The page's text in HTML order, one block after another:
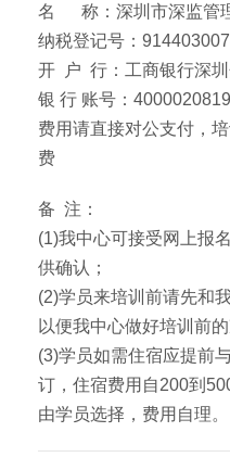
名 称：深圳市深监管
纳税登记号：
开 户 行：工商银行深
银 行 账号：
费用请直接对公支付，
费
备 注：
(1)我中心可接受网上报
供确认；
(2)学员来培训前请先和
以便我中心做好培训前的
(3)学员如需住宿应提前
订，住宿费用自200到
由学员选择，费用自理。